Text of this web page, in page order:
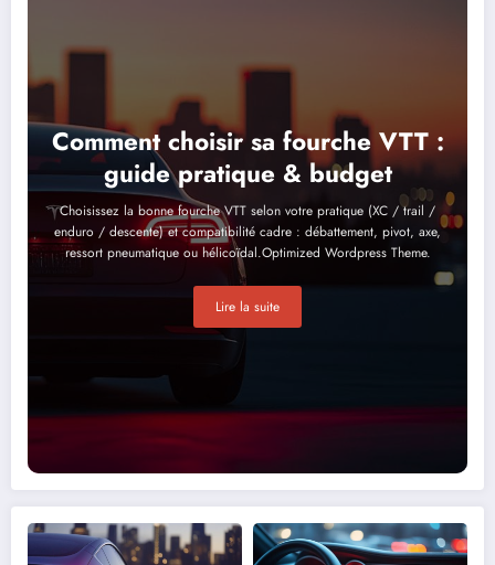
Comment choisir sa fourche VTT :
guide pratique & budget
Choisissez la bonne fourche VTT selon votre pratique (XC / trail /
enduro / descente) et compatibilité cadre : débattement, pivot, axe,
ressort pneumatique ou hélicoïdal.Optimized Wordpress Theme.
Lire la suite